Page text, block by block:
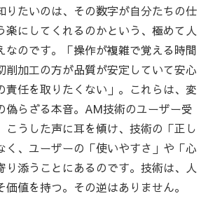
りたいのは、その数字が自分たちの仕
楽にしてくれるのかという、極めて人
なのです。「操作が複雑で覚える時間
削加工の方が品質が安定していて安心
責任を取りたくない」。これらは、変
偽らざる本音。AM技術のユーザー受
こうした声に耳を傾け、技術の「正し
く、ユーザーの「使いやすさ」や「心
り添うことにあるのです。技術は、人
値を持つ。その逆はありません。